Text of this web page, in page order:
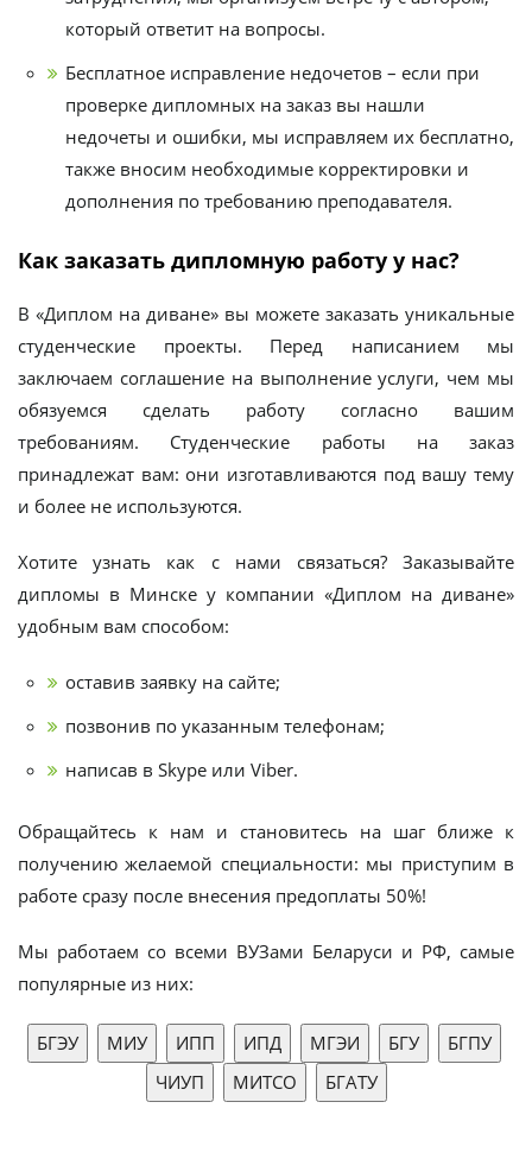
который ответит на вопросы.
Бесплатное исправление недочетов – если при
проверке дипломных на заказ вы нашли
недочеты и ошибки, мы исправляем их бесплатно,
также вносим необходимые корректировки и
дополнения по требованию преподавателя.
Как заказать дипломную работу у нас?
В «Диплом на диване» вы можете заказать уникальные
студенческие проекты. Перед написанием мы
заключаем соглашение на выполнение услуги, чем мы
обязуемся сделать работу согласно вашим
требованиям. Студенческие работы на заказ
принадлежат вам: они изготавливаются под вашу тему
и более не используются.
Хотите узнать как с нами связаться? Заказывайте
дипломы в Минске у компании «Диплом на диване»
удобным вам способом:
оставив заявку на сайте;
позвонив по указанным телефонам;
написав в Skype или Viber.
Обращайтесь к нам и становитесь на шаг ближе к
получению желаемой специальности: мы приступим в
работе сразу после внесения предоплаты 50%!
Мы работаем со всеми ВУЗами Беларуси и РФ, самые
популярные из них: